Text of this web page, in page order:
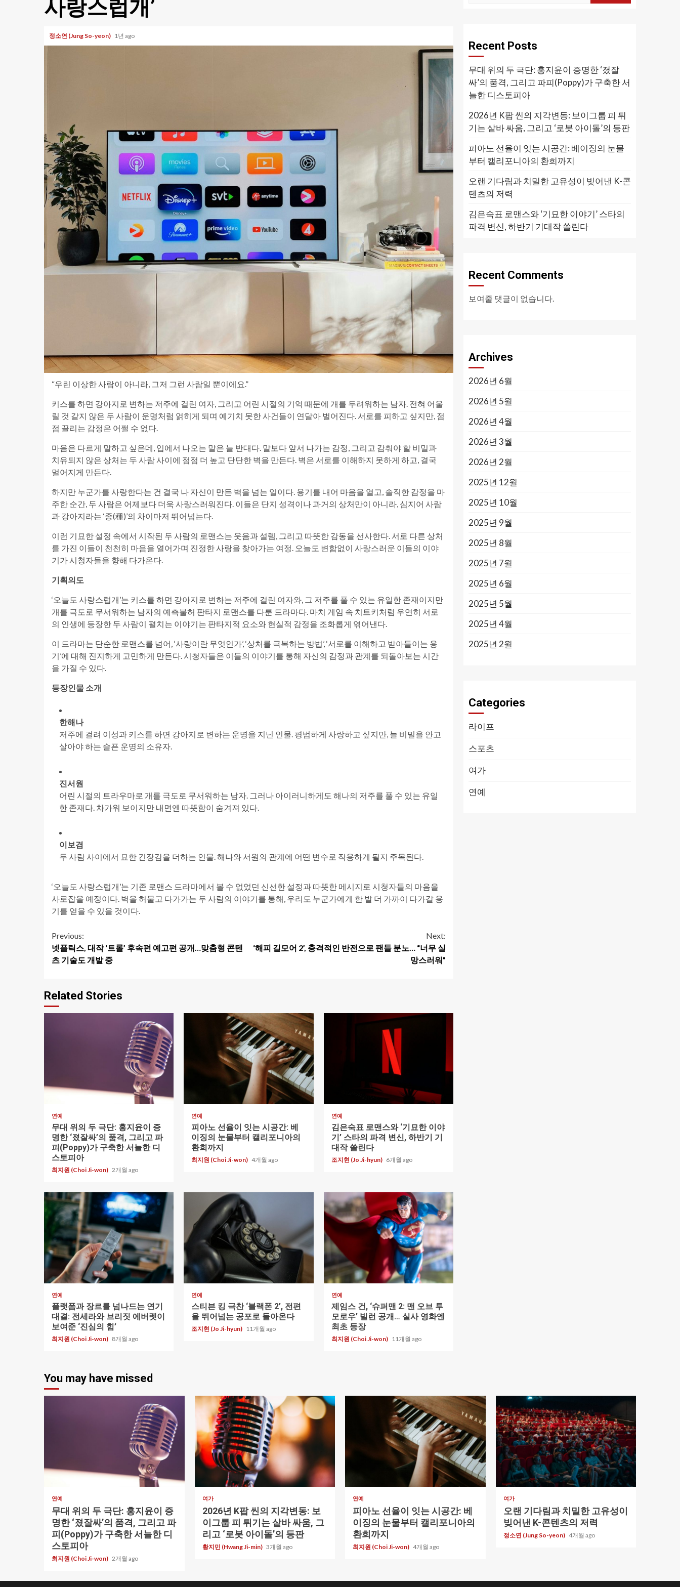
사랑스럽개’
정소연 (Jung So-yeon) 1년 ago
“우린 이상한 사람이 아니라, 그저 그런 사람일 뿐이에요.”
키스를 하면 강아지로 변하는 저주에 걸린 여자, 그리고 어린 시절의 기억 때문에 개를 두려워하는 남자. 전혀 어울
릴 것 같지 않은 두 사람이 운명처럼 얽히게 되며 예기치 못한 사건들이 연달아 벌어진다. 서로를 피하고 싶지만, 점
점 끌리는 감정은 어쩔 수 없다.
마음은 다르게 말하고 싶은데, 입에서 나오는 말은 늘 반대다. 말보다 앞서 나가는 감정, 그리고 감춰야 할 비밀과
치유되지 않은 상처는 두 사람 사이에 점점 더 높고 단단한 벽을 만든다. 벽은 서로를 이해하지 못하게 하고, 결국
멀어지게 만든다.
하지만 누군가를 사랑한다는 건 결국 나 자신이 만든 벽을 넘는 일이다. 용기를 내어 마음을 열고, 솔직한 감정을 마
주한 순간, 두 사람은 어제보다 더욱 사랑스러워진다. 이들은 단지 성격이나 과거의 상처만이 아니라, 심지어 사람
과 강아지라는 ‘종(種)’의 차이마저 뛰어넘는다.
이런 기묘한 설정 속에서 시작된 두 사람의 로맨스는 웃음과 설렘, 그리고 따뜻한 감동을 선사한다. 서로 다른 상처
를 가진 이들이 천천히 마음을 열어가며 진정한 사랑을 찾아가는 여정. 오늘도 변함없이 사랑스러운 이들의 이야
기가 시청자들을 향해 다가온다.
기획의도
‘오늘도 사랑스럽개’는 키스를 하면 강아지로 변하는 저주에 걸린 여자와, 그 저주를 풀 수 있는 유일한 존재이지만
개를 극도로 무서워하는 남자의 예측불허 판타지 로맨스를 다룬 드라마다. 마치 게임 속 치트키처럼 우연히 서로
의 인생에 등장한 두 사람이 펼치는 이야기는 판타지적 요소와 현실적 감정을 조화롭게 엮어낸다.
이 드라마는 단순한 로맨스를 넘어, ‘사랑이란 무엇인가’, ‘상처를 극복하는 방법’, ‘서로를 이해하고 받아들이는 용
기’에 대해 진지하게 고민하게 만든다. 시청자들은 이들의 이야기를 통해 자신의 감정과 관계를 되돌아보는 시간
을 가질 수 있다.
등장인물 소개
한해나
저주에 걸려 이성과 키스를 하면 강아지로 변하는 운명을 지닌 인물. 평범하게 사랑하고 싶지만, 늘 비밀을 안고
살아야 하는 슬픈 운명의 소유자.
진서원
어린 시절의 트라우마로 개를 극도로 무서워하는 남자. 그러나 아이러니하게도 해나의 저주를 풀 수 있는 유일
한 존재다. 차가워 보이지만 내면엔 따뜻함이 숨겨져 있다.
이보겸
두 사람 사이에서 묘한 긴장감을 더하는 인물. 해나와 서원의 관계에 어떤 변수로 작용하게 될지 주목된다.
‘오늘도 사랑스럽개’는 기존 로맨스 드라마에서 볼 수 없었던 신선한 설정과 따뜻한 메시지로 시청자들의 마음을
사로잡을 예정이다. 벽을 허물고 다가가는 두 사람의 이야기를 통해, 우리도 누군가에게 한 발 더 가까이 다가갈 용
기를 얻을 수 있을 것이다.
Continue
Reading
Previous:
넷플릭스, 대작 ‘트롤’ 후속편 예고편 공개…맞춤형 콘텐
츠 기술도 개발 중
Next:
‘해피 길모어 2’, 충격적인 반전으로 팬들 분노… “너무 실
망스러워”
Related Stories
1 min read
연예
무대 위의 두 극단: 홍지윤이 증
명한 ‘졌잘싸’의 품격, 그리고 파
피(Poppy)가 구축한 서늘한 디
스토피아
최지원 (Choi Ji-won) 2개월 ago
연예
피아노 선율이 잇는 시공간: 베
이징의 눈물부터 캘리포니아의
환희까지
최지원 (Choi Ji-won) 4개월 ago
연예
김은숙표 로맨스와 ‘기묘한 이야
기’ 스타의 파격 변신, 하반기 기
대작 쏠린다
조지현 (Jo Ji-hyun) 6개월 ago
1 min read
연예
플랫폼과 장르를 넘나드는 연기
대결: 전세라와 브리짓 에버렛이
보여준 ‘진심의 힘’
최지원 (Choi Ji-won) 8개월 ago
1 min read
연예
스티븐 킹 극찬 ‘블랙폰 2’, 전편
을 뛰어넘는 공포로 돌아온다
조지현 (Jo Ji-hyun) 11개월 ago
1 min read
연예
제임스 건, ‘슈퍼맨 2: 맨 오브 투
모로우’ 빌런 공개… 실사 영화엔
최초 등장
최지원 (Choi Ji-won) 11개월 ago
Recent Posts
무대 위의 두 극단: 홍지윤이 증명한 ‘졌잘
싸’의 품격, 그리고 파피(Poppy)가 구축한 서
늘한 디스토피아
2026년 K팝 씬의 지각변동: 보이그룹 피 튀
기는 샅바 싸움, 그리고 ‘로봇 아이돌’의 등판
피아노 선율이 잇는 시공간: 베이징의 눈물
부터 캘리포니아의 환희까지
오랜 기다림과 치밀한 고유성이 빚어낸 K-콘
텐츠의 저력
김은숙표 로맨스와 ‘기묘한 이야기’ 스타의
파격 변신, 하반기 기대작 쏠린다
Recent Comments
보여줄 댓글이 없습니다.
Archives
2026년 6월
2026년 5월
2026년 4월
2026년 3월
2026년 2월
2025년 12월
2025년 10월
2025년 9월
2025년 8월
2025년 7월
2025년 6월
2025년 5월
2025년 4월
2025년 2월
Categories
라이프
스포츠
여가
연예
You may have missed
1 min read
연예
무대 위의 두 극단: 홍지윤이 증
명한 ‘졌잘싸’의 품격, 그리고 파
피(Poppy)가 구축한 서늘한 디
스토피아
최지원 (Choi Ji-won) 2개월 ago
1 min read
여가
2026년 K팝 씬의 지각변동: 보
이그룹 피 튀기는 샅바 싸움, 그
리고 ‘로봇 아이돌’의 등판
황지민 (Hwang Ji-min) 3개월 ago
연예
피아노 선율이 잇는 시공간: 베
이징의 눈물부터 캘리포니아의
환희까지
최지원 (Choi Ji-won) 4개월 ago
1 min read
여가
오랜 기다림과 치밀한 고유성이
빚어낸 K-콘텐츠의 저력
정소연 (Jung So-yeon) 4개월 ago